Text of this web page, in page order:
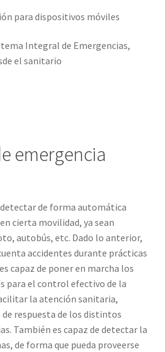
para dispositivos móviles
Integral de Emergencias,
el sanitario
emergencia
detectar de forma automática
cierta movilidad, ya sean
autobús, etc. Dado lo anterior,
accidentes durante prácticas
capaz de poner en marcha los
para el control efectivo de la
la atención sanitaria,
respuesta de los distintos
También es capaz de detectar la
de forma que pueda proveerse